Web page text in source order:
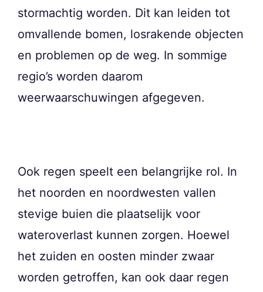
stormachtig worden. Dit kan leiden tot
omvallende bomen, losrakende objecten
en problemen op de weg. In sommige
regio’s worden daarom
weerwaarschuwingen afgegeven.
Ook regen speelt een belangrijke rol. In
het noorden en noordwesten vallen
stevige buien die plaatselijk voor
wateroverlast kunnen zorgen. Hoewel
het zuiden en oosten minder zwaar
worden getroffen, kan ook daar regen